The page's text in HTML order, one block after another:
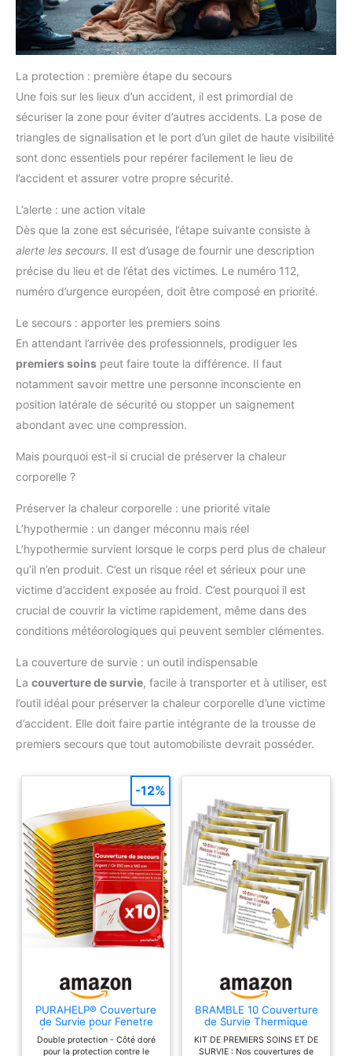
La protection : première étape du secours
Une fois sur les lieux d’un accident, il est primordial de
sécuriser la zone pour éviter d’autres accidents. La pose de
triangles de signalisation et le port d’un gilet de haute visibilité
sont donc essentiels pour repérer facilement le lieu de
l’accident et assurer votre propre sécurité.
L’alerte : une action vitale
Dès que la zone est sécurisée, l’étape suivante consiste à
alerte les secours. Il est d’usage de fournir une description
précise du lieu et de l’état des victimes. Le numéro 112,
numéro d’urgence européen, doit être composé en priorité.
Le secours : apporter les premiers soins
En attendant l’arrivée des professionnels, prodiguer les
premiers soins peut faire toute la différence. Il faut
notamment savoir mettre une personne inconsciente en
position latérale de sécurité ou stopper un saignement
abondant avec une compression.
Mais pourquoi est-il si crucial de préserver la chaleur
corporelle ?
Préserver la chaleur corporelle : une priorité vitale
L’hypothermie : un danger méconnu mais réel
L’hypothermie survient lorsque le corps perd plus de chaleur
qu’il n’en produit. C’est un risque réel et sérieux pour une
victime d’accident exposée au froid. C’est pourquoi il est
crucial de couvrir la victime rapidement, même dans des
conditions météorologiques qui peuvent sembler clémentes.
La couverture de survie : un outil indispensable
La couverture de survie, facile à transporter et à utiliser, est
l’outil idéal pour préserver la chaleur corporelle d’une victime
d’accident. Elle doit faire partie intégrante de la trousse de
premiers secours que tout automobiliste devrait posséder.
PURAHELP® Couverture
de Survie pour Fenetre
[Lot de 10] - 210 x 160
cm
Double protection - Côté doré
pour la protection contre le
-12%
BRAMBLE 10 Couverture
de Survie Thermique
Urgence (210x160cm) -
Premiers Secours,
KIT DE PREMIERS SOINS ET DE
SURVIE : Nos couvertures de